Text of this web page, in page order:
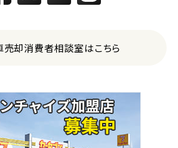
売却消費者相談室はこちら